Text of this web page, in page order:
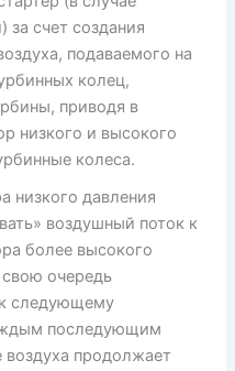
за счет создания
подаваемого на
колец,
приводя в
низкого и высокого
колеса.
низкого давления
воздушный поток к
более высокого
очередь
следующему
последующим
продолжает